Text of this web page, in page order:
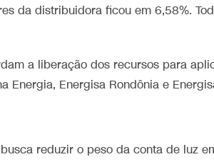
da distribuidora ficou em 6,58%.
a liberação dos recursos para
Energia, Energisa Rondônia e
reduzir o peso da conta de luz